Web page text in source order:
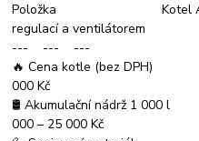
Položka Kotel A –
regulací a ventilátorem
--- --- ---
🔥 Cena kotle (bez
000 Kč
🛢️ Akumulační nádrž 1
000 – 25 000 Kč